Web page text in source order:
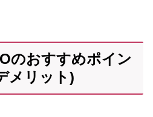
のおすすめポイン
メリット)